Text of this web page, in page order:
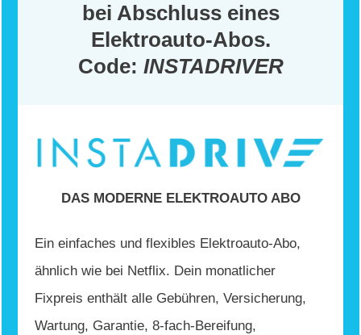
bei Abschluss eines
Elektroauto-Abos.
Code: INSTADRIVER
DAS MODERNE ELEKTROAUTO ABO
Ein einfaches und flexibles Elektroauto-Abo,
ähnlich wie bei Netflix. Dein monatlicher
Fixpreis enthält alle Gebühren, Versicherung,
Wartung, Garantie, 8-fach-Bereifung,